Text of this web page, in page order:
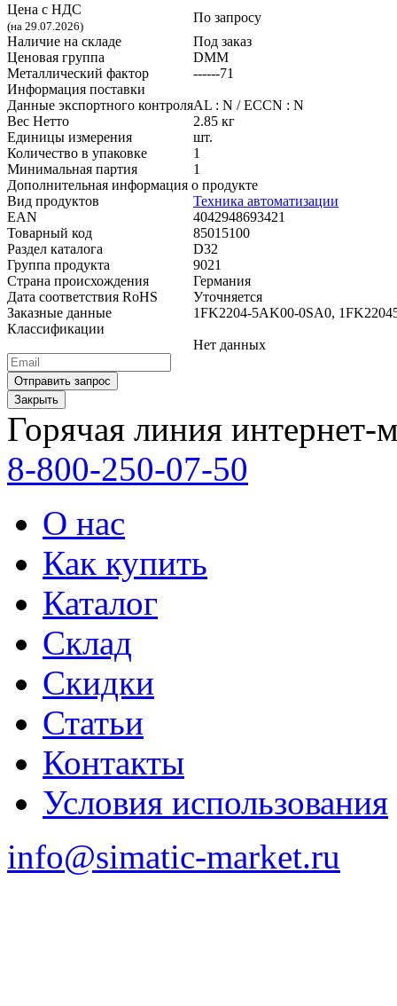
Цена с НДС
(на 29.07.2026)
По запросу
Наличие на складе
Под заказ
Ценовая группа
DMM
Металлический фактор
------71
Информация поставки
Данные экспортного контроляAL : N / ECCN : N
Вес Нетто
2.85 кг
Единицы измерения
шт.
Количество в упаковке
1
Минимальная партия
1
Дополнительная информация о продукте
Вид продуктов
Техника автоматизации
EAN
4042948693421
Товарный код
85015100
Раздел каталога
D32
Группа продукта
9021
Страна происхождения
Германия
Дата соответствия RoHS
Уточняется
Заказные данные
1FK2204-5AK00-0SA0,
Классификации
Нет данных
Закрыть
Горячая линия интернет-
8-800-250-07-50
О нас
Как купить
Каталог
Склад
Скидки
Статьи
Контакты
Условия использования
info@simatic-market.ru